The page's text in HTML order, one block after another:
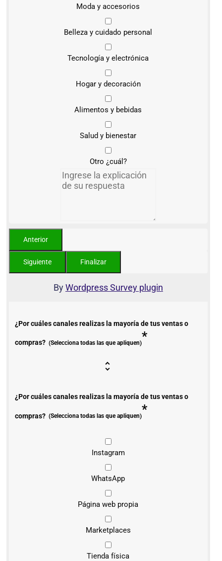
Moda y accesorios
Belleza y cuidado personal
Tecnología y electrónica
Hogar y decoración
Alimentos y bebidas
Salud y bienestar
Otro ¿cuál?
ByWordpress Survey plugin
¿Por cuáles canales realizas la mayoría de tus ventas o
compras? (Selecciona todas las que apliquen)*
¿Por cuáles canales realizas la mayoría de tus ventas o
compras? (Selecciona todas las que apliquen)*
Instagram
WhatsApp
Página web propia
Marketplaces
Tienda física